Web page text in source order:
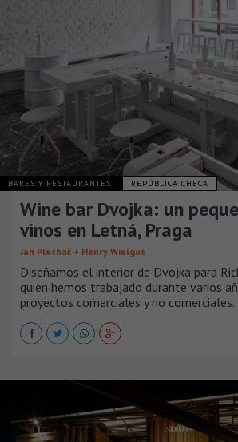
BARES Y RESTAURANTES REPÚBLICA CHECA
Wine bar Dvojka: un
vinos en Letná, Praga
Jan Plecháč + Henry Wielgus
Diseñamos el interior de Dvojka para
quien hemos trabajado durante varios
proyectos comerciales y no comerciales.